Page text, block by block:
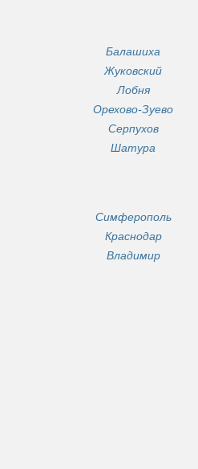
Балашиха
Жуковский
Лобня
Орехово-Зуево
Серпухов
Шатура
Симферополь
Краснодар
Владимир